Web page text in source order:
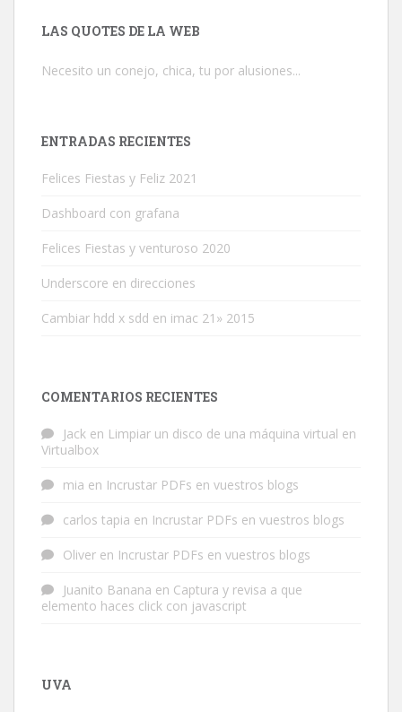
LAS QUOTES DE LA WEB
Necesito un conejo, chica, tu por alusiones...
ENTRADAS RECIENTES
Felices Fiestas y Feliz 2021
Dashboard con grafana
Felices Fiestas y venturoso 2020
Underscore en direcciones
Cambiar hdd x sdd en imac 21» 2015
COMENTARIOS RECIENTES
Jack en Limpiar un disco de una máquina virtual en
Virtualbox
mia en Incrustar PDFs en vuestros blogs
carlos tapia en Incrustar PDFs en vuestros blogs
Oliver en Incrustar PDFs en vuestros blogs
Juanito Banana en Captura y revisa a que
elemento haces click con javascript
UVA